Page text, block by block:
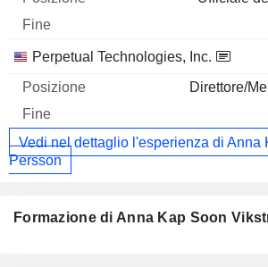
Perpetual Technologies, Inc.
Direttore/
Vedi nel dettaglio l'esperienza di Anna
Persson
Formazione di Anna Kap Soon